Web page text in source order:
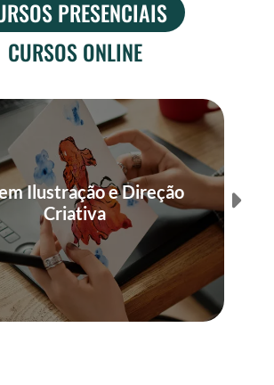
PRESENCIAIS
CURSOS ONLINE
Ilustração e Direção
Criativa